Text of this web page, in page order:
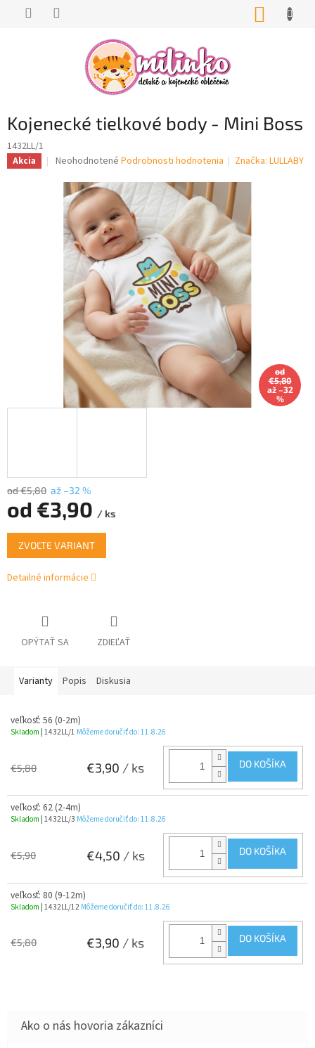
Kojenecké tielkové body - Mini Boss
1432LL/1
Akcia
Priemerné
produktu
0,0
hviezdičiek.
Neohodnotené Podrobnosti hodnotenia Značka:LULLABY
od
€5,80
až –32
%
od €5,80 až –32 %
od €3,90 / ks
Jednotková
cena:
ZVOĽTE VARIANT
Detailné informácie
OPÝTAŤ SA ZDIEĽAŤ
Varianty Popis Diskusia
veľkosť: 56 (0-2m)
Skladom | 1432LL/1 Môžeme doručiť do: 11.8.26
€5,80 €3,90 / ks DO KOŠÍKA
veľkosť: 62 (2-4m)
Skladom | 1432LL/3 Môžeme doručiť do: 11.8.26
€5,90 €4,50 / ks DO KOŠÍKA
veľkosť: 80 (9-12m)
Skladom | 1432LL/12 Môžeme doručiť do: 11.8.26
€5,80 €3,90 / ks DO KOŠÍKA